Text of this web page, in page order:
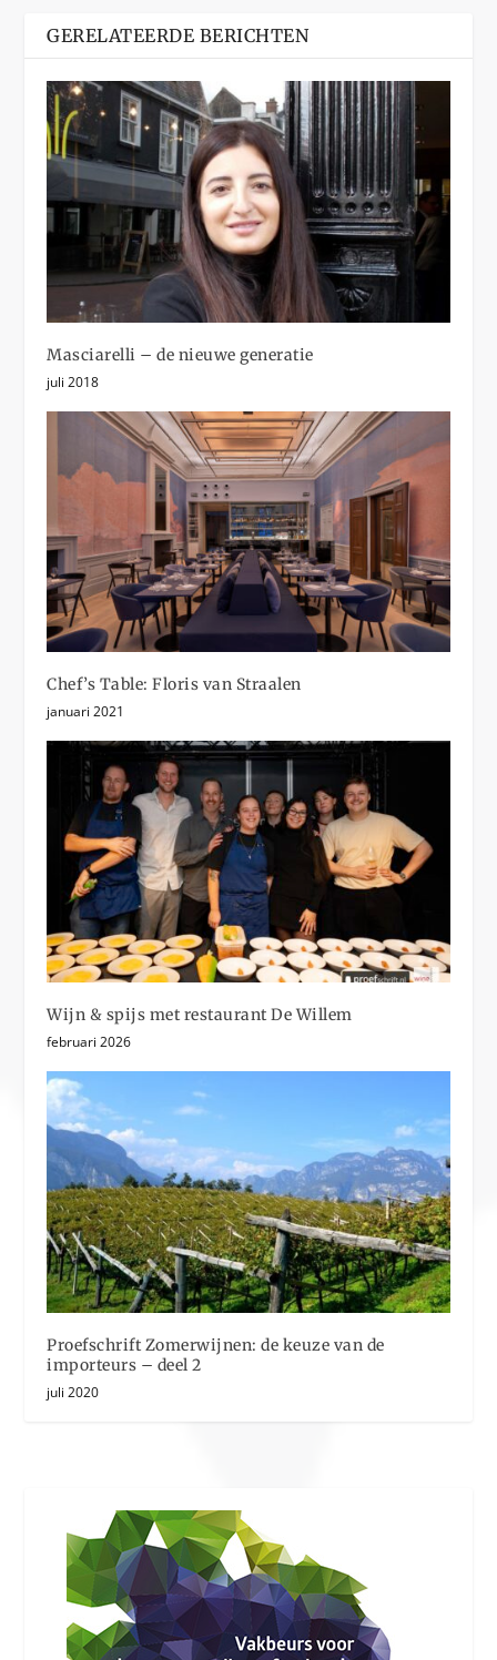
GERELATEERDE BERICHTEN
Masciarelli – de nieuwe generatie
juli 2018
Chef’s Table: Floris van Straalen
januari 2021
Wijn & spijs met restaurant De Willem
februari 2026
Proefschrift Zomerwijnen: de keuze van de
importeurs – deel 2
juli 2020